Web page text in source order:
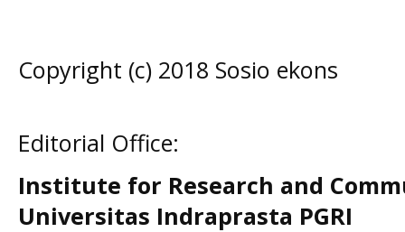
Copyright (c) 2018 Sosio ekons
Editorial Office:
Institute for Research and
Universitas Indraprasta PGRI